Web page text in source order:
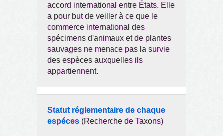
accord international entre États. Elle
a pour but de veiller à ce que le
commerce international des
spécimens d'animaux et de plantes
sauvages ne menace pas la survie
des espèces auxquelles ils
appartiennent.
Statut réglementaire de chaque
espéces (Recherche de Taxons)